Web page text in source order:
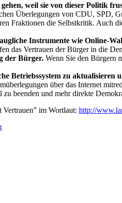
weil sie von dieser Politik
Überlegungen von CDU, SPD,
Fraktionen die Selbstkritik. Auch
Instrumente wie Online-
das Vertrauen der Bürger in die
der Bürger. Wenn Sie den Bürgern
Betriebssystem zu
über das Internet
beenden und mehr direkte
im Wortlaut: http://